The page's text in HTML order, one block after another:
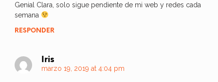
Genial Clara, solo sigue pendiente de mi web y redes cada
semana
RESPONDER
Iris
marzo 19, 2019 at 4:04 pm